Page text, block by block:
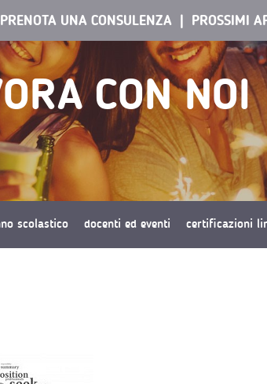
PROSSIMI
PRENOTA UNA CONSULENZA
CON NOI
scolastico docenti ed eventi certificazioni